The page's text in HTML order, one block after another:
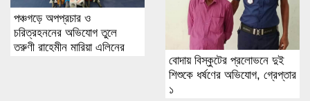
পঞ্চগড়ে অপপ্রচার ও
চরিত্রহননের অভিযোগ তুলে
তরুণী রাহেমীন মারিয়া এলিনের
বোদায় বিস্কুটের প্রলোভনে দুই
শিশুকে ধর্ষণের অভিযোগ, গ্রেপ্তার
১